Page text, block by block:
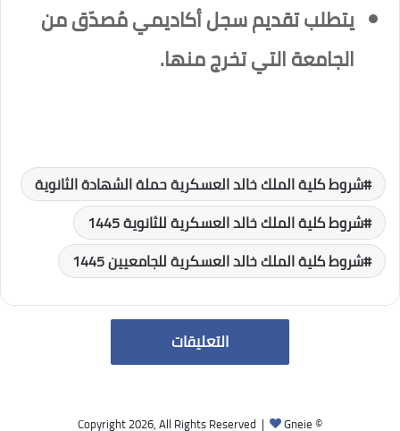
يتطلب تقديم سجل أكاديمي مُصدّق من
الجامعة التي تخرج منها.
شروط كلية الملك خالد العسكرية حملة الشهادة الثانوية
شروط كلية الملك خالد العسكرية للثانوية 1445
شروط كلية الملك خالد العسكرية للجامعيين 1445
التعليقات
© Copyright 2026, All Rights Reserved |
Gneie